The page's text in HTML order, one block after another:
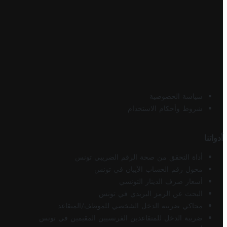
سياسة الخصوصية
شروط وأحكام الاستخدام
أدواتنا
أداة التحقق من صحة الرقم الضريبي تونس
محول رقم الحساب الآيبان في تونس
أسعار صرف الدينار التونسي
البحث عن الرمز البريدي في تونس
محاكي ضريبة الدخل الشخصي للموظف/المتقاعد
ضريبة الدخل للمتقاعدين الفرنسيين المقيمين في تونس